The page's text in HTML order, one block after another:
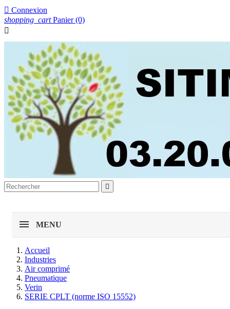
 Connexion
shopping_cart Panier (0)


MENU
Accueil
Industries
Air comprimé
Pneumatique
Verin
SERIE CPLT (norme ISO 15552)